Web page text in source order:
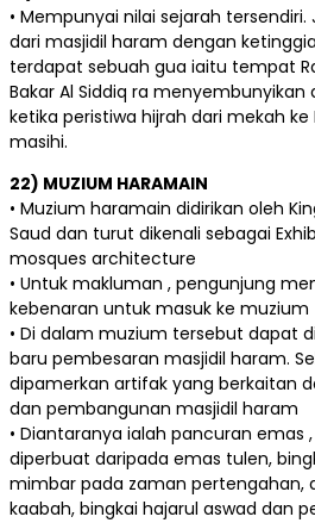
• Mempunyai nilai sejarah
dari masjidil haram dengan
terdapat sebuah gua iaitu tempat
Bakar Al Siddiq ra
ketika peristiwa hijrah dari mekah
masihi.
22) MUZIUM HARAMAIN
• Muzium haramain didirikan oleh
Saud dan turut dikenali sebagai
mosques architecture
• Untuk makluman , pengunjung
kebenaran untuk masuk ke muzium
• Di dalam muzium tersebut dapat
baru pembesaran masjidil haram.
dipamerkan artifak yang berkaitan
dan pembangunan masjidil haram
• Diantaranya ialah pancuran emas
diperbuat daripada emas tulen,
mimbar pada zaman pertengahan,
kaabah, bingkai hajarul aswad dan